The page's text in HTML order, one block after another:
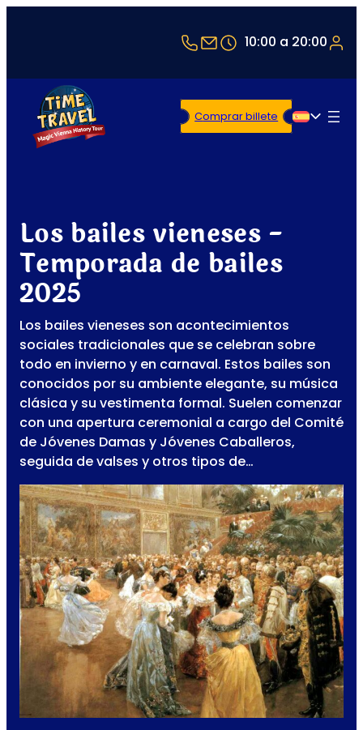
+43 1 5321514
office@timetravel-
10:00 a 20:00
Español
Comprar billete
Los bailes vieneses -
Temporada de bailes
2025
Los bailes vieneses son acontecimientos
sociales tradicionales que se celebran sobre
todo en invierno y en carnaval. Estos bailes son
conocidos por su ambiente elegante, su música
clásica y su vestimenta formal. Suelen comenzar
con una apertura ceremonial a cargo del Comité
de Jóvenes Damas y Jóvenes Caballeros,
seguida de valses y otros tipos de…